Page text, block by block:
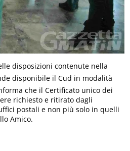
disposizioni contenute nella
disponibile il Cud in modalità
che il Certificato unico dei
richiesto e ritirato dagli
postali e non più solo in quelli
Amico.